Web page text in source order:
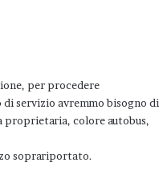
per procedere
servizio avremmo bisogno di
proprietaria, colore autobus,
soprariportato.